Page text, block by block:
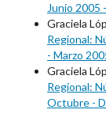
Junio 2005
Graciela
Regional:
- Marzo
Graciela
Regional:
Octubre -